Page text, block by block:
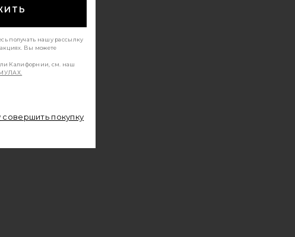
ISOBEL
получать нашу рассылку
Вы можете
Калифорнии, см. наш
совершить покупку